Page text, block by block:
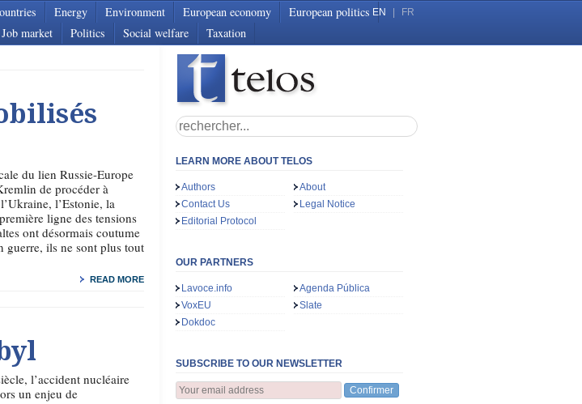
Energy Environment European economy
European politics
Job market Politics Social welfare Taxation
EN FR
du lien Russie-Europe
de procéder à
l’Estonie, la
ligne des tensions
ont désormais coutume
guerre, ils ne sont plus tout
READ MORE
l’accident nucléaire
un enjeu de
LEARN MORE ABOUT TELOS
Authors
About
Contact Us
Legal Notice
Editorial Protocol
OUR PARTNERS
Lavoce.info
Agenda Pública
VoxEU
Slate
Dokdoc
SUBSCRIBE TO OUR NEWSLETTER
Confirmer